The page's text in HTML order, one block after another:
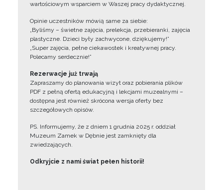
wartościowym wsparciem w Waszej pracy dydaktycznej.
Opinie uczestników mówią same za siebie:
„Byliśmy – świetne zajęcia, prelekcja, przebieranki, zajęcia
plastyczne. Dzieci były zachwycone, dziękujemy!”
„Super zajęcia, pełne ciekawostek i kreatywnej pracy.
Polecamy serdecznie!”
Rezerwacje już trwają
Zapraszamy do planowania wizyt oraz pobierania plików
PDF z pełną ofertą edukacyjną i lekcjami muzealnymi –
dostępna jest również skrócona wersja oferty bez
szczegółowych opisów.
PS. Informujemy, że z dniem 1 grudnia 2025 r. oddział
Muzeum Zamek w Dębnie jest zamknięty dla
zwiedzających.
Odkryjcie z nami świat pełen historii!